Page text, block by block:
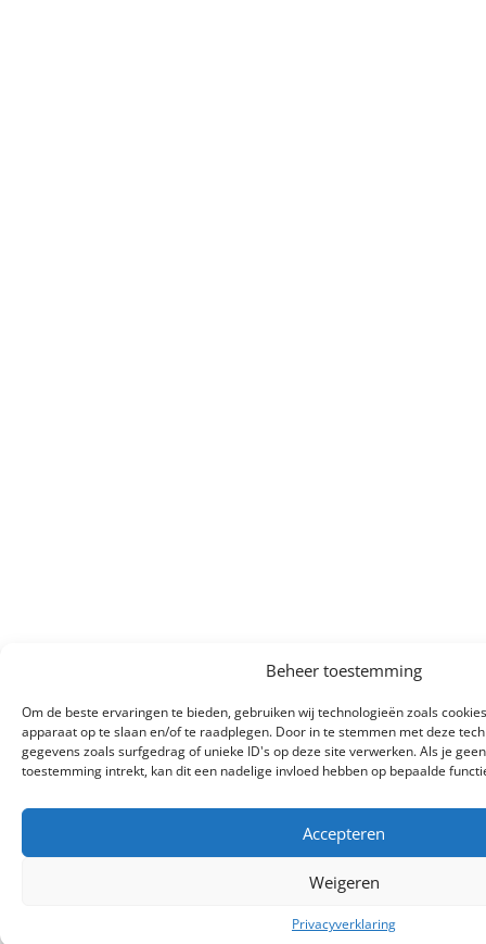
Beheer toestemming
Om de beste ervaringen te bieden, gebruiken wij technologieën zoals
apparaat op te slaan en/of te raadplegen. Door in te stemmen met deze
gegevens zoals surfgedrag of unieke ID's op deze site verwerken. Als je
toestemming intrekt, kan dit een nadelige invloed hebben op bepaalde
Accepteren
Weigeren
Privacyverklaring